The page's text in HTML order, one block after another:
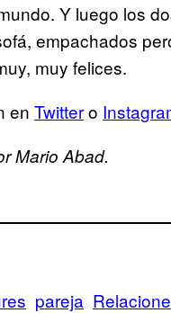
Y luego los
empachados
muy felices.
en Twittero
Mario Abad.
pareja